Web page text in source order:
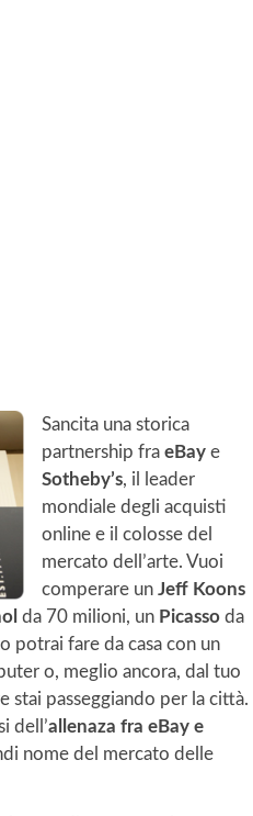
Sancita una storica
partnership fra eBay e
Sotheby’s, il leader
mondiale degli acquisti
online e il colosse del
mercato dell’arte. Vuoi
comperare un Jeff Koons
da 70 milioni, un Picasso da
potrai fare da casa con un
o, meglio ancora, dal tuo
stai passeggiando per la città.
dell’allenaza fra eBay e
nome del mercato delle